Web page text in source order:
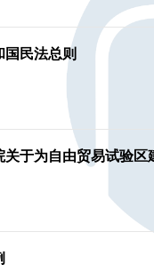
民法总则
关于为自由贸易试验区